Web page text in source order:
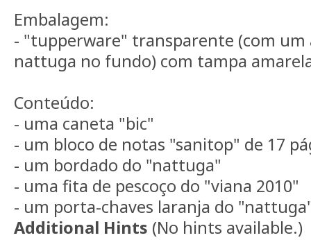
Embalagem:
- "tupperware" transparente (com
nattuga no fundo) com tampa
Conteúdo:
- uma caneta "bic"
- um bloco de notas "sanitop" de 17
- um bordado do "nattuga"
- uma fita de pescoço do "viana 2010"
- um porta-chaves laranja do
Additional Hints (No hints available.)